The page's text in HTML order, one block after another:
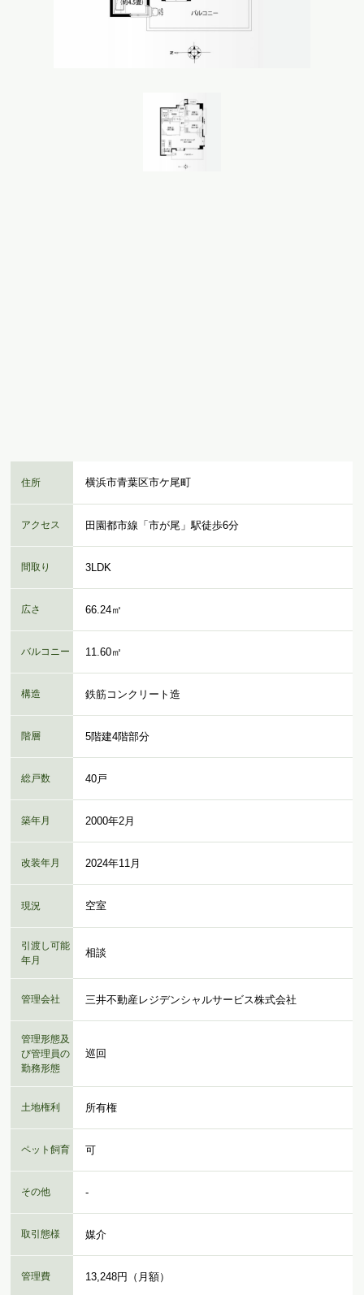
住所 横浜市青葉区市ケ尾町
アクセス 田園都市線「市が尾」駅徒歩6分
間取り 3LDK
広さ 66.24㎡
バルコニー 11.60㎡
構造 鉄筋コンクリート造
階層 5階建4階部分
総戸数 40戸
築年月 2000年2月
改装年月 2024年11月
現況 空室
引渡し可能
年月
相談
管理会社 三井不動産レジデンシャルサービス株式会社
管理形態及
び管理員の
勤務形態
巡回
土地権利 所有権
ペット飼育 可
その他 -
取引態様 媒介
管理費 13,248円（月額）